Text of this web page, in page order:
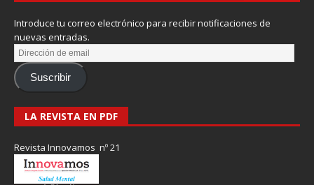
Introduce tu correo electrónico para recibir notificaciones de
nuevas entradas.
Suscribir
LA REVISTA EN PDF
Revista Innovamos nº 21